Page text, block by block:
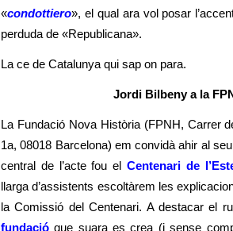
«condottiero», el qual ara vol posar
perduda de «Republicana».
La ce de Catalunya qui sap on para.
Jordi Bilbeny a la
La Fundació Nova Història (FPNH, Carrer
1a, 08018 Barcelona) em convidà ahir al
central de l’acte fou el Centenari de
llarga d’assistents escoltàrem les
la Comissió del Centenari. A destacar el
fundació que suara es crea (i sense